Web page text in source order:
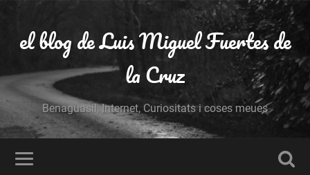
el blog de Luis Miguel Fuertes de
la Cruz
Benaguasil, Internet, Curiositats i coses meues